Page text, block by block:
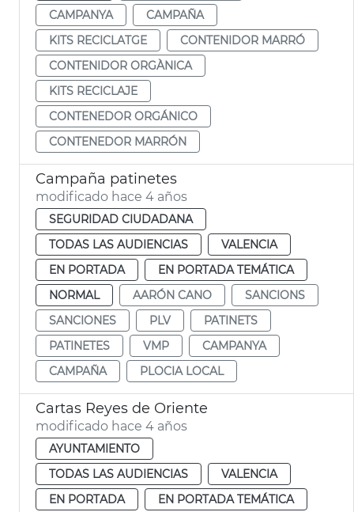
CAMPANYA
CAMPAÑA
KITS RECICLATGE
CONTENIDOR MARRÓ
CONTENIDOR ORGÀNICA
KITS RECICLAJE
CONTENEDOR ORGÁNICO
CONTENEDOR MARRÓN
Campaña patinetes
modificado hace 4 años
SEGURIDAD CIUDADANA
TODAS LAS AUDIENCIAS
VALENCIA
EN PORTADA
EN PORTADA TEMÁTICA
NORMAL
AARÓN CANO
SANCIONS
SANCIONES
PLV
PATINETS
PATINETES
VMP
CAMPANYA
CAMPAÑA
PLOCIA LOCAL
Cartas Reyes de Oriente
modificado hace 4 años
AYUNTAMIENTO
TODAS LAS AUDIENCIAS
VALENCIA
EN PORTADA
EN PORTADA TEMÁTICA